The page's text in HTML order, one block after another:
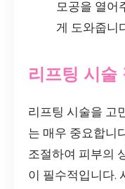
모공을 열어
게 도와줍니
리프팅 시술
리프팅 시술을 고
는 매우 중요합니
조절하여 피부의
이 필수적입니다.